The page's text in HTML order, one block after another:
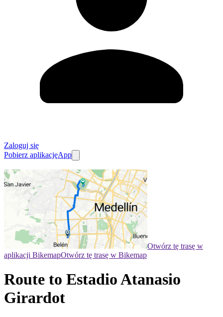
Zaloguj się
Pobierz aplikacjęApp
Otwórz tę trasę w
aplikacji BikemapOtwórz tę trasę w Bikemap
Route to Estadio Atanasio
Girardot